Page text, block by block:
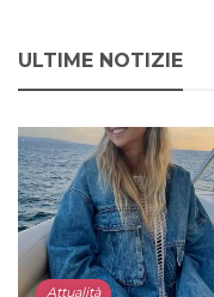
ULTIME NOTIZIE
Attualità